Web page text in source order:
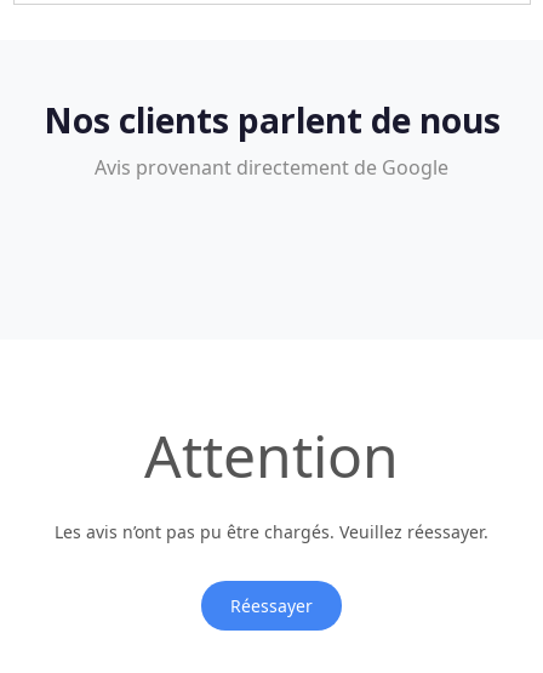
Nos clients parlent de nous
Avis provenant directement de Google
Attention
Les avis n’ont pas pu être chargés. Veuillez réessayer.
Réessayer